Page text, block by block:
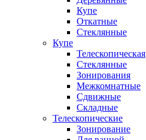
Купе
Откатные
Стеклянные
Купе
Телескопическая
Стеклянные
Зонирования
Межкомнатные
Сдвижные
Складные
Телескопические
Зонирование